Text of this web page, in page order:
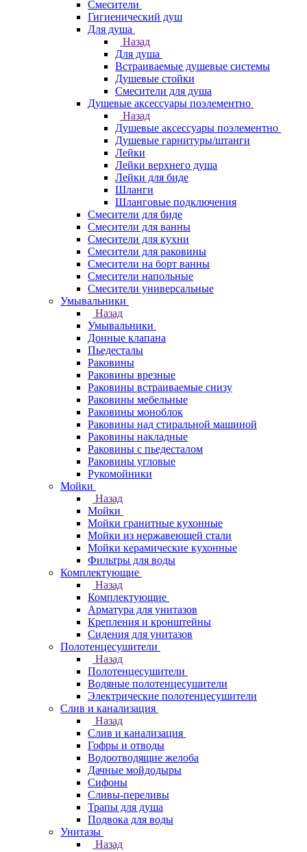
Смесители
Гигиенический душ
Для душа
Назад
Для душа
Встраиваемые душевые системы
Душевые стойки
Смесители для душа
Душевые аксессуары поэлементно
Назад
Душевые аксессуары поэлементно
Душевые гарнитуры/штанги
Лейки
Лейки верхнего душа
Лейки для биде
Шланги
Шланговые подключения
Смесители для биде
Смесители для ванны
Смесители для кухни
Смесители для раковины
Смесители на борт ванны
Смесители напольные
Смесители универсальные
Умывальники
Назад
Умывальники
Донные клапана
Пьедесталы
Раковины
Раковины врезные
Раковины встраиваемые снизу
Раковины мебельные
Раковины моноблок
Раковины над стиральной машиной
Раковины накладные
Раковины с пьедесталом
Раковины угловые
Рукомойники
Мойки
Назад
Мойки
Мойки гранитные кухонные
Мойки из нержавеющей стали
Мойки керамические кухонные
Фильтры для воды
Комплектующие
Назад
Комплектующие
Арматура для унитазов
Крепления и кронштейны
Сидения для унитазов
Полотенцесушители
Назад
Полотенцесушители
Водяные полотенцесушители
Электрические полотенцесушители
Слив и канализация
Назад
Слив и канализация
Гофры и отводы
Водоотводящие желоба
Дачные мойдодыры
Сифоны
Сливы-переливы
Трапы для душа
Подвока для воды
Унитазы
Назад